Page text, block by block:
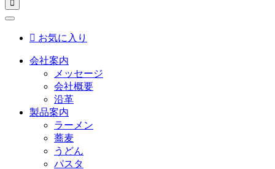

 お気に入り
会社案内
メッセージ
会社概要
沿革
製品案内
ラーメン
蕎麦
うどん
パスタ